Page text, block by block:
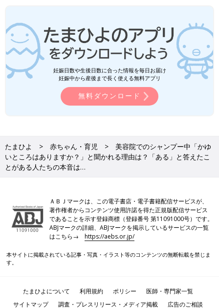
妊娠日数や生後日数に合った情報を毎日お届け
妊娠中から産後まで長く使える無料アプリ
無料ダウンロード
たまひよ 赤ちゃん・育児
美容院でのシャンプー中「かゆ
いところはありますか？」と聞かれる理由は？「ある」と答えたこ
とがある人たちの本音は…
ＡＢＪマークは、この電子書店・電子書籍配信サービスが、
著作権者からコンテンツ使用許諾を得た正規版配信サービス
であることを示す登録商標（登録番号 第11091000号）です。
ABJマークの詳細、ABJマークを掲示しているサービスの一覧
はこちら→https://aebs.or.jp/
本サイトに掲載されている記事・写真・イラスト等のコンテンツの無断転載を禁じま
す。
たまひよについて 利用規約 ポリシー
医師・専門家一覧
サイトマップ
調査・プレスリリース・メディア掲載 広告のご相談